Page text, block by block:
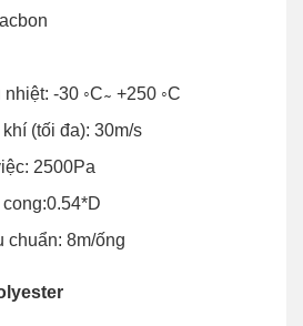
-30 ◦C ̴ +250 ◦C
(tối đa): 30m/s
2500Pa
chuẩn: 8m/ống